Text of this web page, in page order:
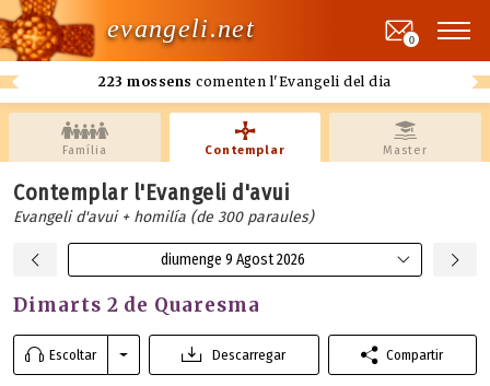
evangeli.net
223 mossens comenten l'Evangeli del dia
0
Família Contemplar Master
Contemplar l'Evangeli d'avui
Evangeli d'avui + homilía (de 300 paraules)
diumenge 9 Agost 2026
Dimarts 2 de Quaresma
Escoltar Descarregar Compartir